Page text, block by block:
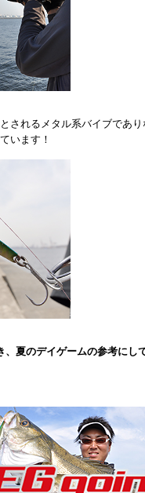
されるメタル系バイブであ
います！
夏のデイゲームの参考にし